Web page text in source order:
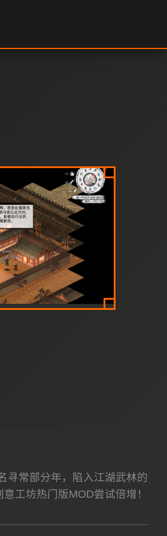
寻常部分年，陷入江湖武林的
工坊热门版MOD尝试倍增！